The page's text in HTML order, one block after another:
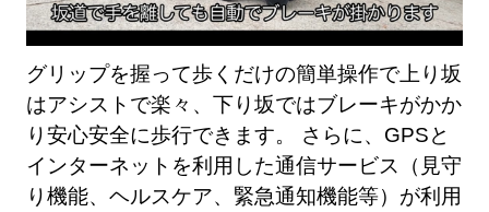
グリップを握って歩くだけの簡単操作で上り坂
はアシストで楽々、下り坂ではブレーキがかか
り安心安全に歩行できます。 さらに、GPSと
インターネットを利用した通信サービス（見守
り機能、ヘルスケア、緊急通知機能等）が利用